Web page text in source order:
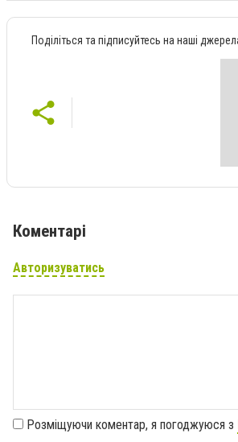
Поділіться та підписуйтесь на наші
Коментарі
Авторизуватись
Розміщуючи коментар, я погоджуюся з